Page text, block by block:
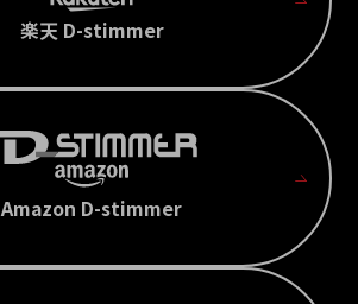
楽天 D-stimmer
Amazon D-stimmer